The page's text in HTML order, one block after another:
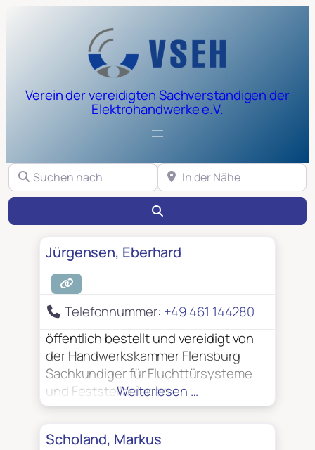
Verein der vereidigten Sachverständigen der
Elektrohandwerke e.V.
Suchen nach In der Nähe
Jürgensen, Eberhard
Telefonnummer: +49 461 144280
öffentlich bestellt und vereidigt von
der Handwerkskammer Flensburg
Sachkundiger für Fluchttürsysteme
und Feststellanlagen
Weiterlesen …
Scholand, Markus